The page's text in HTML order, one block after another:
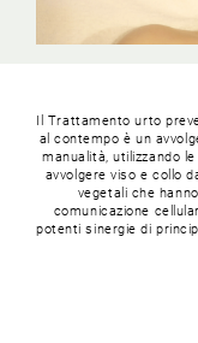
Il Trattamento urto
al contempo è un
manualità, utilizzando
avvolgere viso e collo
vegetali che
comunicazione
potenti sinergie di